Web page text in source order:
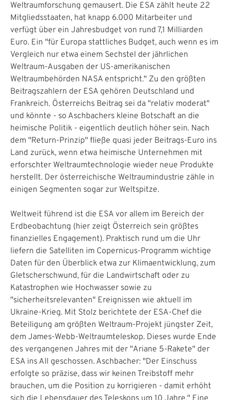
Weltraumforschung gemausert. Die ESA zählt heute 22
Mitgliedsstaaten, hat knapp 6.000 Mitarbeiter und
verfügt über ein Jahresbudget von rund 7,1 Milliarden
Euro. Ein "für Europa stattliches Budget, auch wenn es im
Vergleich nur etwa einem Sechstel der jährlichen
Weltraum-Ausgaben der US-amerikanischen
Weltraumbehörden NASA entspricht." Zu den größten
Beitragszahlern der ESA gehören Deutschland und
Frankreich. Österreichs Beitrag sei da "relativ moderat"
und könnte - so Aschbachers kleine Botschaft an die
heimische Politik - eigentlich deutlich höher sein. Nach
dem "Return-Prinzip" fließe quasi jeder Beitrags-Euro ins
Land zurück, wenn etwa heimische Unternehmen mit
erforschter Weltraumtechnologie wieder neue Produkte
herstellt. Der österreichische Weltraumindustrie zähle in
einigen Segmenten sogar zur Weltspitze.
Weltweit führend ist die ESA vor allem im Bereich der
Erdbeobachtung (hier zeigt Österreich sein größtes
finanzielles Engagement). Praktisch rund um die Uhr
liefern die Satelliten im Copernicus-Programm wichtige
Daten für den Überblick etwa zur Klimaentwicklung, zum
Gletscherschwund, für die Landwirtschaft oder zu
Katastrophen wie Hochwasser sowie zu
"sicherheitsrelevanten" Ereignissen wie aktuell im
Ukraine-Krieg. Mit Stolz berichtete der ESA-Chef die
Beteiligung am größten Weltraum-Projekt jüngster Zeit,
dem James-Webb-Weltraumteleskop. Dieses wurde Ende
des vergangenen Jahres mit der "Ariane 5-Rakete" der
ESA ins All geschossen. Aschbacher: "Der Einschuss
erfolgte so präzise, dass wir keinen Treibstoff mehr
brauchen, um die Position zu korrigieren - damit erhöht